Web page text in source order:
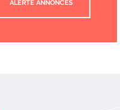
ALERTE ANNONCES